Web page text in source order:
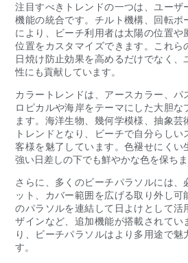
注目すべきトレンドの一つは、ユーザ
機能の統合です。チルト機構、回転ポ
により、ビーチ利用者は太陽の位置や
位置をカスタマイズできます。これら
日焼け防止効果を高めるだけでなく、
性にも貢献しています。
カラートレンドは、アースカラー、パ
ロピカルや海岸をテーマにした大胆な
ます。海洋生物、幾何学模様、抽象
トレンドとなり、ビーチで自分らし
客様を魅了しています。色褪せにくい
強い日差しの下でも鮮やかな色を保ちま
さらに、多くのビーチパラソルには、
ット、カバー範囲を広げる取り外し可
のパラソルを連結して日よけとして活
ザインなど、追加機能が搭載されてい
り、ビーチパラソルはより多用途で魅
す。